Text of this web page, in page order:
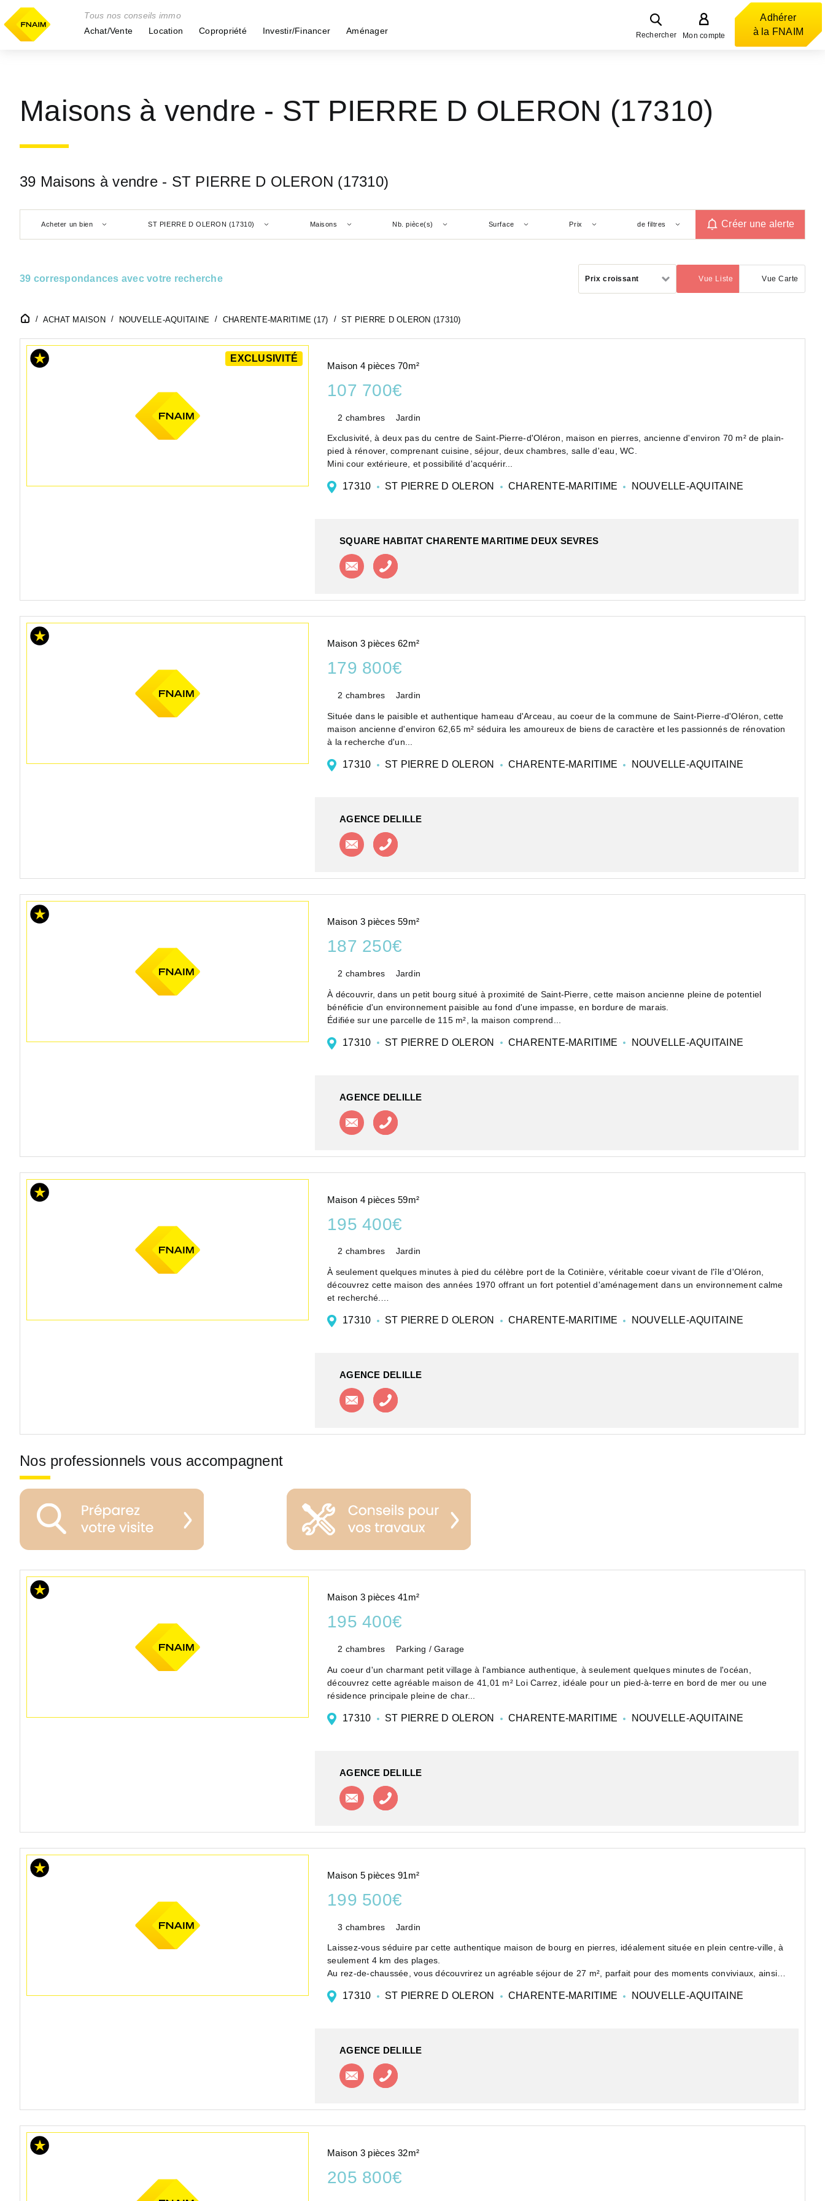
Tous nos conseils immo
Achat/Vente
Location Copropriété Investir/Financer Aménager Rechercher Mon compte
Adhérer
à la FNAIM
Maisons à vendre - ST PIERRE D OLERON (17310)
39 Maisons à vendre - ST PIERRE D OLERON (17310)
Acheter un bien ST PIERRE D OLERON (17310) Maisons Nb. pièce(s) Surface Prix de filtres Créer une alerte
39 correspondances avec votre recherche Prix croissant Vue Liste
(activé) Vue Carte
ACHAT MAISON NOUVELLE-AQUITAINE CHARENTE-MARITIME (17) ST PIERRE D OLERON (17310)
EXCLUSIVITÉ
Maison 4 pièces 70m²
107 700€
2 chambres Jardin
Exclusivité, à deux pas du centre de Saint-Pierre-d'Oléron, maison en pierres, ancienne d'environ 70 m² de plain-
pied à rénover, comprenant cuisine, séjour, deux chambres, salle d'eau, WC.
Mini cour extérieure, et possibilité d'acquérir...
17310 ST PIERRE D OLERON CHARENTE-MARITIME NOUVELLE-AQUITAINE
SQUARE HABITAT CHARENTE MARITIME DEUX SEVRES
Contacter l'agence
Maison 3 pièces 62m²
179 800€
2 chambres Jardin
Située dans le paisible et authentique hameau d'Arceau, au coeur de la commune de Saint-Pierre-d'Oléron, cette
maison ancienne d'environ 62,65 m² séduira les amoureux de biens de caractère et les passionnés de rénovation
à la recherche d'un...
17310 ST PIERRE D OLERON CHARENTE-MARITIME NOUVELLE-AQUITAINE
AGENCE DELILLE
Contacter l'agence
Maison 3 pièces 59m²
187 250€
2 chambres Jardin
À découvrir, dans un petit bourg situé à proximité de Saint-Pierre, cette maison ancienne pleine de potentiel
bénéficie d'un environnement paisible au fond d'une impasse, en bordure de marais.
Édifiée sur une parcelle de 115 m², la maison comprend...
17310 ST PIERRE D OLERON CHARENTE-MARITIME NOUVELLE-AQUITAINE
AGENCE DELILLE
Contacter l'agence
Maison 4 pièces 59m²
195 400€
2 chambres Jardin
À seulement quelques minutes à pied du célèbre port de la Cotinière, véritable coeur vivant de l'île d'Oléron,
découvrez cette maison des années 1970 offrant un fort potentiel d'aménagement dans un environnement calme
et recherché.
17310 ST PIERRE D OLERON CHARENTE-MARITIME NOUVELLE-AQUITAINE
AGENCE DELILLE
Contacter l'agence
Nos professionnels vous accompagnent
Maison 3 pièces 41m²
195 400€
2 chambres Parking / Garage
Au coeur d'un charmant petit village à l'ambiance authentique, à seulement quelques minutes de l'océan,
découvrez cette agréable maison de 41,01 m² Loi Carrez, idéale pour un pied-à-terre en bord de mer ou une
résidence principale pleine de char...
17310 ST PIERRE D OLERON CHARENTE-MARITIME NOUVELLE-AQUITAINE
AGENCE DELILLE
Contacter l'agence
Maison 5 pièces 91m²
199 500€
3 chambres Jardin
Laissez-vous séduire par cette authentique maison de bourg en pierres, idéalement située en plein centre-ville, à
seulement 4 km des plages.
Au rez-de-chaussée, vous découvrirez un agréable séjour de 27 m², parfait pour des moments conviviaux, ainsi
17310 ST PIERRE D OLERON CHARENTE-MARITIME NOUVELLE-AQUITAINE
AGENCE DELILLE
Contacter l'agence
Maison 3 pièces 32m²
205 800€